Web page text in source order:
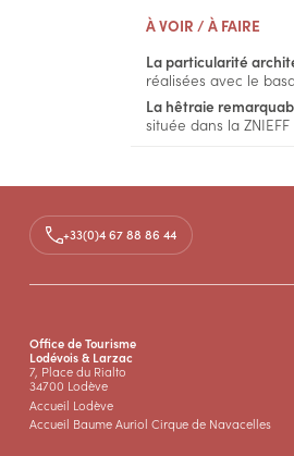
À VOIR / À FAIRE
La particularité
réalisées avec le
La hêtraie
située dans la
+33(0)4 67 88 86 44
Office de Tourisme
Lodévois & Larzac
7, Place du Rialto
34700 Lodève
Accueil Lodève
Accueil Baume Auriol Cirque de Navacelles